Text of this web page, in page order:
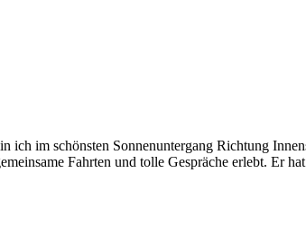
ich im schönsten Sonnenuntergang Richtung
Fahrten und tolle Gespräche erlebt. Er